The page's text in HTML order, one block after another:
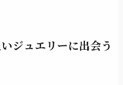
ジュエリーに出会う